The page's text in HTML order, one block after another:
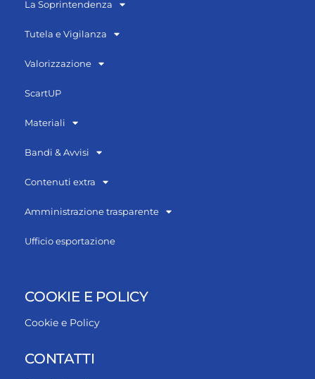
La Soprintendenza
Tutela e Vigilanza
Valorizzazione
ScartUP
Materiali
Bandi & Avvisi
Contenuti extra
Amministrazione trasparente
Ufficio esportazione
COOKIE E POLICY
Cookie e Policy
CONTATTI